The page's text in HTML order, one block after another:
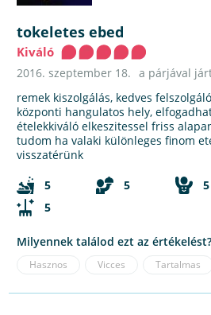
tokeletes ebed
Kiváló
2016. szeptember 18. a párjával
remek kiszolgálás, kedves
központi hangulatos hely,
ételekkiváló elkeszitessel friss
tudom ha valaki különleges finom
visszatérünk
5
5 5
5
Milyennek találod ezt az értékelést?
Hasznos Vicces Tartalmas